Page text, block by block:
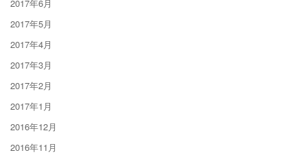
2017年6月
2017年5月
2017年4月
2017年3月
2017年2月
2017年1月
2016年12月
2016年11月